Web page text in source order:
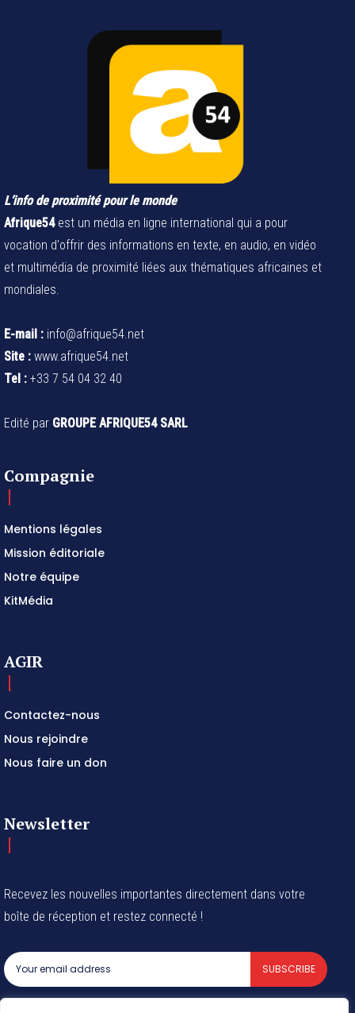
L’info de proximité pour le monde
Afrique54est un média en ligne international qui a pour
vocation d'offrir des informations en texte, en audio, en vidéo
et multimédia de proximité liées aux thématiques africaines et
mondiales.
E-mail : info@afrique54.net
Site : www.afrique54.net
Tel : +33 7 54 04 32 40
Edité par GROUPE AFRIQUE54 SARL
Compagnie
Mentions légales
Mission éditoriale
Notre équipe
KitMédia
AGIR
Contactez-nous
Nous rejoindre
Nous faire un don
Newsletter
Recevez les nouvelles importantes directement dans votre
boîte de réception et restez connecté !
SUBSCRIBE